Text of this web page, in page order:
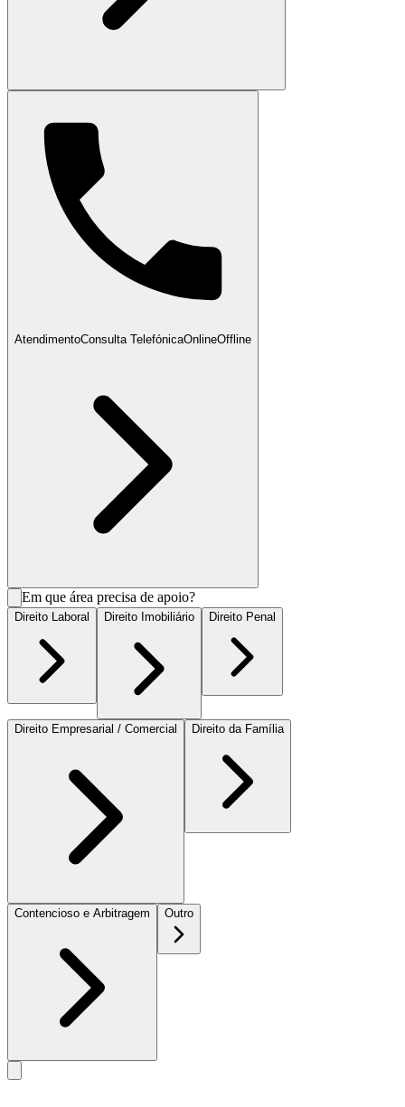
AtendimentoConsulta TelefónicaOnlineOffline
Em que área precisa de apoio?
Direito Laboral Direito Imobiliário Direito Penal
Direito Empresarial / Comercial Direito da Família
Contencioso e Arbitragem Outro